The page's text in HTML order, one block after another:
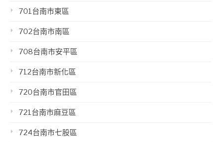
701台南市東區
702台南市南區
708台南市安平區
712台南市新化區
720台南市官田區
721台南市麻豆區
724台南市七股區